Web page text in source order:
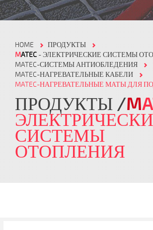
HOME
ПРОДУКТЫ
MATEC - ЭЛЕКТРИЧЕСКИЕ СИСТЕМЫ
MATEC-СИСТЕМЫ АНТИОБЛЕДЕНИЯ
MATEC-НАГРЕВАТЕЛЬНЫЕ КАБЕЛИ
MATEC-НАГРЕВАТЕЛЬНЫЕ МАТЫ ДЛЯ
ПРОДУКТЫ M
СИСТЕМЫ
ОТОПЛЕНИЯ